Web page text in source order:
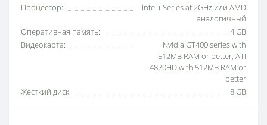
Процессор:
Intel i-Series at 2GHz или AMD
аналогичный
Оперативная память:
4 GB
Видеокарта:
Nvidia GT400 series with
512MB RAM or better, ATI
4870HD with 512MB RAM or
better
Жесткий диск:
8 GB